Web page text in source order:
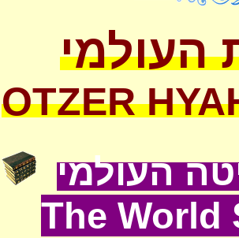
העולמי
OTZER
העולמי
The World